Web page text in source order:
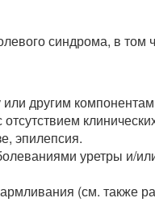
синдрома, в том
другим
эпилепсия.
уретры и/
(см. также